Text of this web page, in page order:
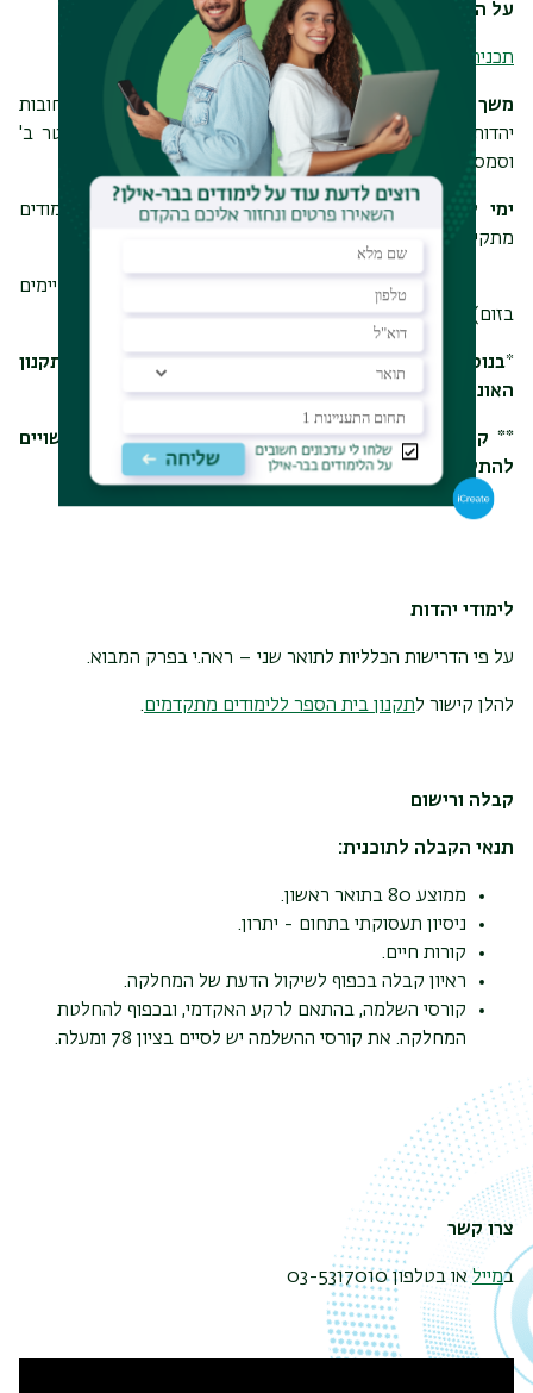
על התוכנית
תכנית הלימודים לשנה"ל תשפ"ו
משך התוכנית
: שנה אחת (קורסי המחלקה בלבד, לא כולל חובות
יהדות), לאורך שלושה סמסטרים רצופים (סמסטר א', סמסטר ב'
וסמסטר קיץ)
ימי לימודים
: רביעי (בין השעות 14.00 - 22.00. הלימודים
מתקיימים בקמפוס)
שישי (בין השעות 8.00 - 14.00. הלימודים מתקיימים
בזום)
*בנוסף ישנה חובת לימודי יסוד ביהדות לתואר שני על-פי תקנון
האוניברסיטה.
** קורסי יהדות, קורסי השלמה ומבחני סוף הסמסטר עשויים
להתקיים בימים ובשעות אחרים.
לימודי יהדות
על פי הדרישות הכלליות לתואר שני – ראה.י בפרק המבוא.
להלן קישור לתקנון בית הספר ללימודים מתקדמים.
קבלה ורישום
תנאי הקבלה לתוכנית:
ממוצע 80 בתואר ראשון.
ניסיון תעסוקתי בתחום - יתרון.
קורות חיים.
ראיון קבלה בכפוף לשיקול הדעת של המחלקה.
קורסי השלמה, בהתאם לרקע האקדמי, ובכפוף להחלטת
המחלקה. את קורסי ההשלמה יש לסיים בציון 78 ומעלה.
צרו קשר
במיילאו בטלפון 03-5317010